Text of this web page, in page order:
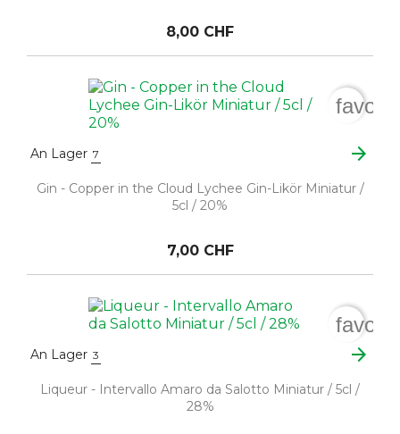
8,00 CHF
An Lager 7 arrow_forward
Gin - Copper in the Cloud Lychee Gin-Likör Miniatur /
5cl / 20%
7,00 CHF
An Lager 3 arrow_forward
Liqueur - Intervallo Amaro da Salotto Miniatur / 5cl /
28%